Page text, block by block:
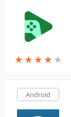
★ ★ ★ ★ ★
★ ★ ★ ★ ★
Android